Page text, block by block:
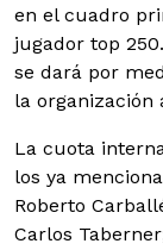
en el cuadro
jugador top
se dará por
la organización
La cuota
los ya
Roberto
Carlos